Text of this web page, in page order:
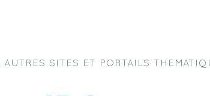
AUTRES SITES ET PORTAILS